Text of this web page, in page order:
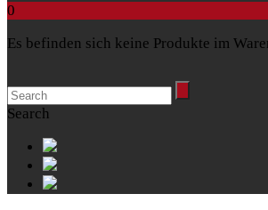
0
Es befinden sich keine Produkte im
Search